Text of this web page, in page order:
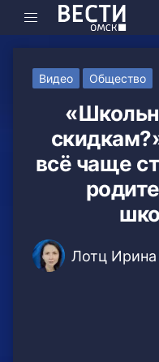
Видео Общество
всё чаще
Лотц Ирина